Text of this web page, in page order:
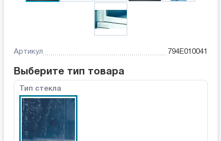
Артикул 794E010041
Выберите тип товара
Тип стекла